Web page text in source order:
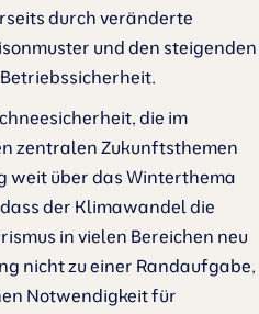
durch veränderte
und den steigenden
die im
zentralen Zukunftsthemen
weit über das Winterthema
der Klimawandel die
in vielen Bereichen neu
nicht zu einer Randaufgabe,
Notwendigkeit für